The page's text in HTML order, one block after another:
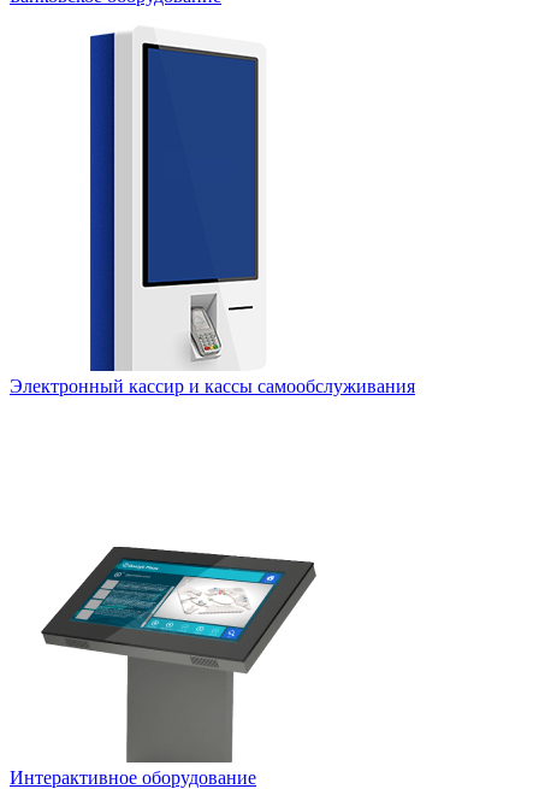
Электронный кассир и кассы самообслуживания
Интерактивное оборудование